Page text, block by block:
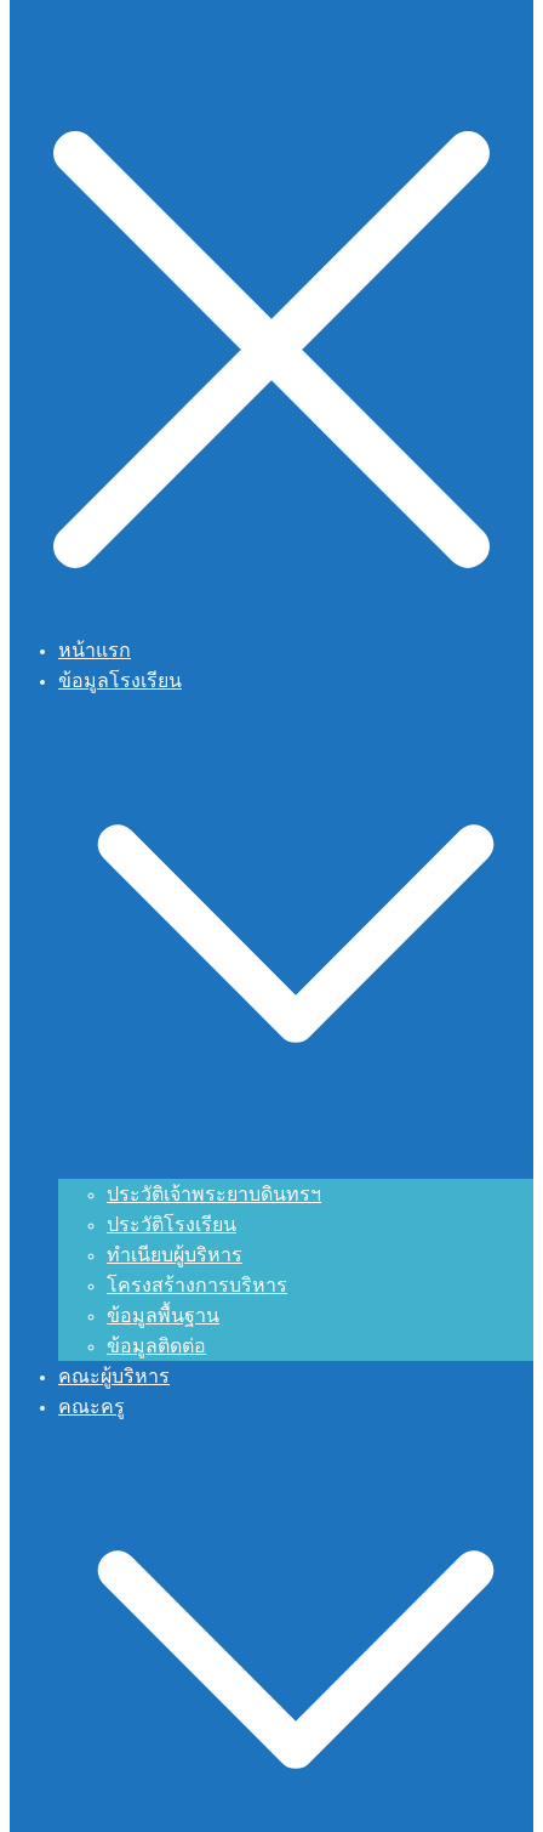
หน้าแรก
ข้อมูลโรงเรียน
ประวัติเจ้าพระยาบดินทรฯ
ประวัติโรงเรียน
ทำเนียบผู้บริหาร
โครงสร้างการบริหาร
ข้อมูลพื้นฐาน
ข้อมูลติดต่อ
คณะผู้บริหาร
คณะครู